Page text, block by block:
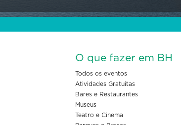
O que fazer em BH
Todos os eventos
Atividades Gratuitas
Bares e Restaurantes
Museus
Teatro e Cinema